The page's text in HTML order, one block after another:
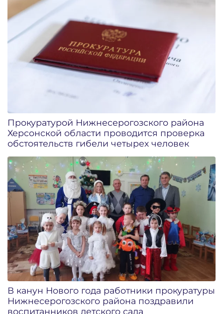
Прокуратурой Нижнесерогозского района
Херсонской области проводится проверка
обстоятельств гибели четырех человек
В канун Нового года работники прокуратуры
Нижнесерогозского района поздравили
воспитанников детского сада